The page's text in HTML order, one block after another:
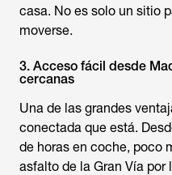
casa. No es solo un sitio
moverse.
3. Acceso fácil desde
cercanas
Una de las grandes
conectada que está.
de horas en coche, poco
asfalto de la Gran Vía por